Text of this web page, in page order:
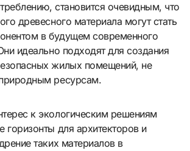
становится очевидным, что
древесного материала могут стать
в будущем современного
идеально подходят для создания
жилых помещений, не
ресурсам.
к экологическим решениям
горизонты для архитекторов и
таких материалов в